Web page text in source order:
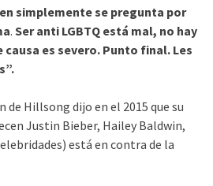
simplemente se pregunta por
. Ser anti LGBTQ está mal, no hay
causa es severo. Punto final. Les
Hillsong dijo en el 2015 que su
Justin Bieber, Hailey Baldwin,
está en contra de la